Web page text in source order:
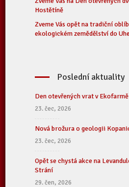
Hostětíně
Zveme Vás opět na tradiční
ekologickém zemědělství do
Poslední aktuality
Den otevřených vrat v
23. čec, 2026
Nová brožura o geologii
23. čec, 2026
Opět se chystá akce na
Strání
29. čen, 2026